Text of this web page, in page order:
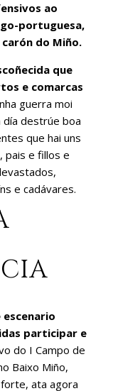
ao
portuguesa,
do Miño.
que
e comarcas
guerra moi
día destrúe boa
que hai uns
pais e fillos e
e cadávares.
participar e
do I Campo de
Baixo Miño,
ata agora